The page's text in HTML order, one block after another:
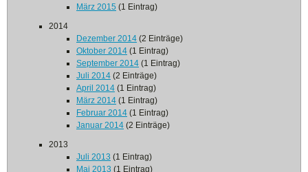
März 2015 (1 Eintrag)
2014
Dezember 2014 (2 Einträge)
Oktober 2014 (1 Eintrag)
September 2014 (1 Eintrag)
Juli 2014 (2 Einträge)
April 2014 (1 Eintrag)
März 2014 (1 Eintrag)
Februar 2014 (1 Eintrag)
Januar 2014 (2 Einträge)
2013
Juli 2013 (1 Eintrag)
Mai 2013 (1 Eintrag)